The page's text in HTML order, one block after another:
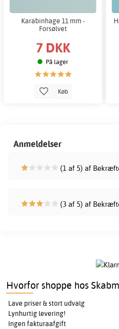
Karabinhage 11 mm -
Forsølvet
7 DKK
På lager
Køb
Anmeldelser
(1 af 5) af
(3 af 5) af
Hvorfor shoppe hos
Lave priser & stort udvalg
Lynhurtig levering!
Ingen fakturaafgift